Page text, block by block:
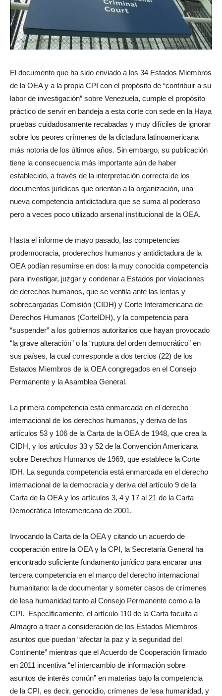
El documento que ha sido enviado a los 34 Estados Miembros
de la OEA y a la propia CPI con el propósito de “contribuir a su
labor de investigación” sobre Venezuela, cumple el propósito
práctico de servir en bandeja a esta corte con sede en la Haya
pruebas cuidadosamente recabadas y muy difíciles de ignorar
sobre los peores crímenes de la dictadura latinoamericana
más notoria de los últimos años. Sin embargo, su publicación
tiene la consecuencia más importante aún de haber
establecido, a través de la interpretación correcta de los
documentos jurídicos que orientan a la organización, una
nueva competencia antidictadura que se suma al poderoso
pero a veces poco utilizado arsenal institucional de la OEA.
Hasta el informe de mayo pasado, las competencias
prodemocracia, proderechos humanos y antidictadura de la
OEA podían resumirse en dos: la muy conocida competencia
para investigar, juzgar y condenar a Estados por violaciones
de derechos humanos, que se ventila ante las lentas y
sobrecargadas Comisión (CIDH) y Corte Interamericana de
Derechos Humanos (CorteIDH), y la competencia para
“suspender” a los gobiernos autoritarios que hayan provocado
“la grave alteración” o la “ruptura del orden democrático” en
sus países, la cual corresponde a dos tercios (22) de los
Estados Miembros de la OEA congregados en el Consejo
Permanente y la Asamblea General.
La primera competencia está enmarcada en el derecho
internacional de los derechos humanos, y deriva de los
artículos 53 y 106 de la Carta de la OEA de 1948, que crea la
CIDH, y los artículos 33 y 52 de la Convención Americana
sobre Derechos Humanos de 1969, que establece la Corte
IDH. La segunda competencia está enmarcada en el derecho
internacional de la democracia y deriva del artículo 9 de la
Carta de la OEA y los artículos 3, 4 y 17 al 21 de la Carta
Democrática Interamericana de 2001.
Invocando la Carta de la OEA y citando un acuerdo de
cooperación entre la OEA y la CPI, la Secretaría General ha
encontrado suficiente fundamento jurídico para encarar una
tercera competencia en el marco del derecho internacional
humanitario: la de documentar y someter casos de crímenes
de lesa humanidad tanto al Consejo Permanente como a la
CPI. Específicamente, el artículo 110 de la Carta faculta a
Almagro a traer a consideración de los Estados Miembros
asuntos que puedan “afectar la paz y la seguridad del
Continente” mientras que el Acuerdo de Cooperación firmado
en 2011 incentiva “el intercambio de información sobre
asuntos de interés común” en materias bajo la competencia
de la CPI, es decir, genocidio, crímenes de lesa humanidad, y